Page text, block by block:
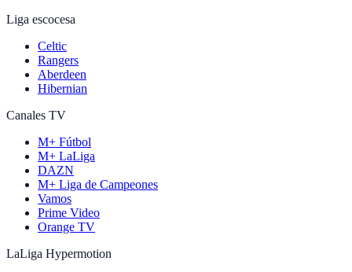
Liga escocesa
Celtic
Rangers
Aberdeen
Hibernian
Canales TV
M+ Fútbol
M+ LaLiga
DAZN
M+ Liga de Campeones
Vamos
Prime Video
Orange TV
LaLiga Hypermotion